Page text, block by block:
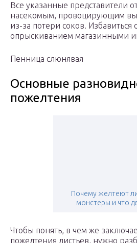
Все указанные представители
насекомым, провоцирующим
из-за потери соков.
опрыскиванием магазинными
Пенница слюнявая
Основные
пожелтения
Почему желтеют
монстеры и что
Чтобы понять, в чем же
пожелтения листьев, нужно